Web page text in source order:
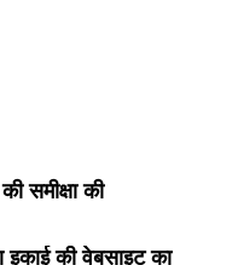
समीक्षा की
इकाई की वेबसाइट का